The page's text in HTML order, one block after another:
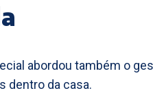
abordou também o
dentro da casa.